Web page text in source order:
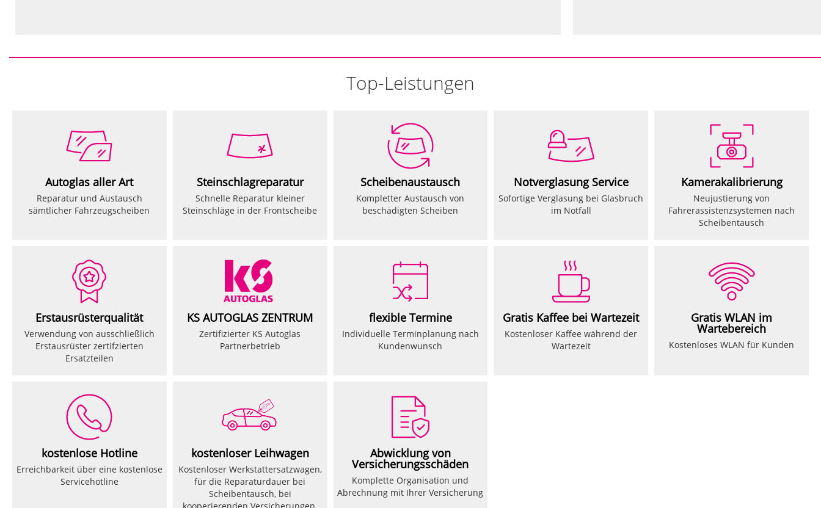
Top-Leistungen
Autoglas aller Art
Reparatur und Austausch
sämtlicher Fahrzeugscheiben
Steinschlagreparatur
Schnelle Reparatur kleiner
Steinschläge in der Frontscheibe
Scheibenaustausch
Kompletter Austausch von
beschädigten Scheiben
Notverglasung Service
Sofortige Verglasung bei Glasbruch
im Notfall
Kamerakalibrierung
Neujustierung von
Fahrerassistenzsystemen nach
Scheibentausch
Erstausrüsterqualität
Verwendung von ausschließlich
Erstausrüster zertifzierten
Ersatzteilen
KS AUTOGLAS ZENTRUM
Zertifizierter KS Autoglas
Partnerbetrieb
flexible Termine
Individuelle Terminplanung nach
Kundenwunsch
Gratis Kaffee bei Wartezeit
Kostenloser Kaffee während der
Wartezeit
Gratis WLAN im
Wartebereich
Kostenloses WLAN für Kunden
kostenlose Hotline
Erreichbarkeit über eine kostenlose
Servicehotline
kostenloser Leihwagen
Kostenloser Werkstattersatzwagen,
für die Reparaturdauer bei
Scheibentausch, bei
Abwicklung von
Versicherungsschäden
Komplette Organisation und
Abrechnung mit Ihrer Versicherung